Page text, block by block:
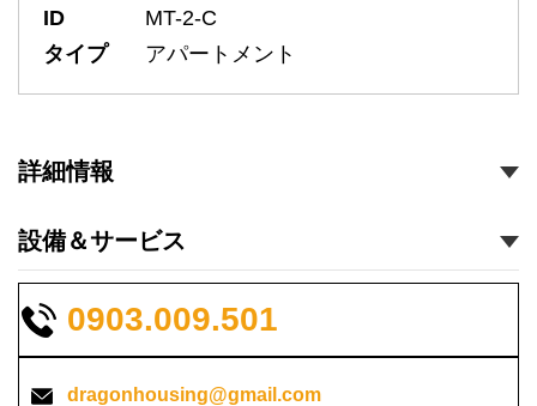
ID
MT-2-C
タイプ
アパートメント
詳細情報
設備＆サービス
0903.009.501
dragonhousing@gmail.com